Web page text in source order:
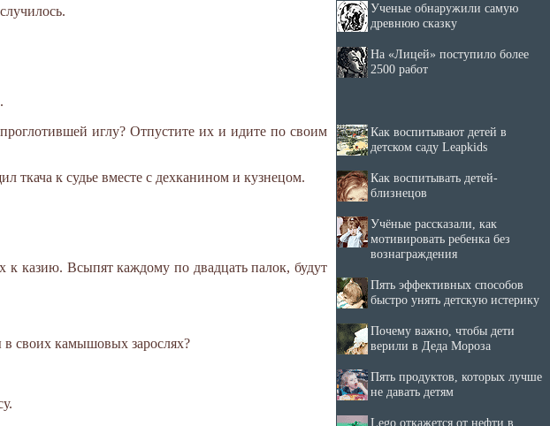
иглу? Отпустите их и идите по своим
ткача к судье вместе с дехканином и кузнецом.
казию. Всыпят каждому по двадцать палок, будут
в своих камышовых зарослях?
Ученые обнаружили самую
древнюю сказку
На «Лицей» поступило более
2500 работ
Как воспитывают детей в
детском саду Leapkids
Как воспитывать детей-
близнецов
Учёные рассказали, как
мотивировать ребенка без
вознаграждения
Пять эффективных способов
быстро унять детскую истерику
Почему важно, чтобы дети
верили в Деда Мороза
Пять продуктов, которых лучше
не давать детям
Lego откажется от нефти в